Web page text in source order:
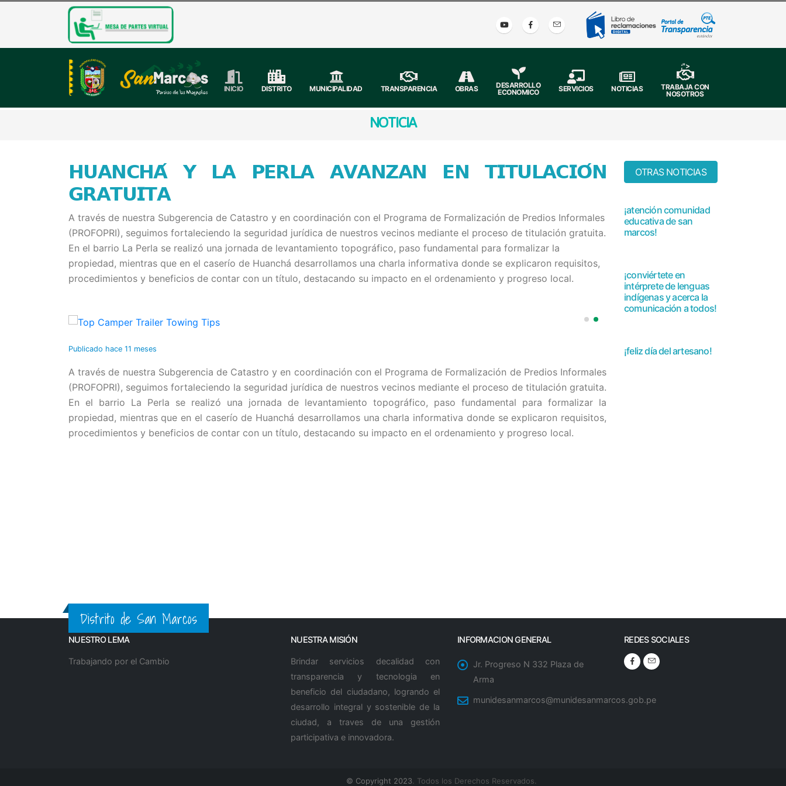
INICIO DISTRITO MUNICIPALIDAD TRANSPARENCIA OBRAS
DESARROLLO
ECONOMICO
SERVICIOS NOTICIAS
;">
TRABAJA CON
NOSOTROS
NOTICIA
𝗛𝗨𝗔𝗡𝗖𝗛𝗔́ 𝗬 𝗟𝗔 𝗣𝗘𝗥𝗟𝗔 𝗔𝗩𝗔𝗡𝗭𝗔𝗡 𝗘𝗡 𝗧𝗜𝗧𝗨𝗟𝗔𝗖𝗜𝗢́𝗡
𝗚𝗥𝗔𝗧𝗨𝗜𝗧𝗔
A través de nuestra Subgerencia de Catastro y en coordinación con el Programa de Formalización de Predios Informales
(PROFOPRI), seguimos fortaleciendo la seguridad jurídica de nuestros vecinos mediante el proceso de titulación gratuita.
En el barrio La Perla se realizó una jornada de levantamiento topográfico, paso fundamental para formalizar la
propiedad, mientras que en el caserío de Huanchá desarrollamos una charla informativa donde se explicaron requisitos,
procedimientos y beneficios de contar con un título, destacando su impacto en el ordenamiento y progreso local.
Publicado hace 11 meses
A través de nuestra Subgerencia de Catastro y en coordinación con el Programa de Formalización de Predios Informales
(PROFOPRI), seguimos fortaleciendo la seguridad jurídica de nuestros vecinos mediante el proceso de titulación gratuita.
En el barrio La Perla se realizó una jornada de levantamiento topográfico, paso fundamental para formalizar la
propiedad, mientras que en el caserío de Huanchá desarrollamos una charla informativa donde se explicaron requisitos,
procedimientos y beneficios de contar con un título, destacando su impacto en el ordenamiento y progreso local.
OTRAS NOTICIAS
¡atención comunidad
educativa de san
marcos!
¡conviértete en
intérprete de lenguas
indígenas y acerca la
comunicación a todos!
¡feliz día del artesano!
Distrito de San Marcos
NUESTRO LEMA
Trabajando por el Cambio
NUESTRA MISIÓN
Brindar servicios decalidad con
transparencia y tecnologia en
beneficio del ciudadano, logrando el
desarrollo integral y sostenible de la
ciudad, a traves de una gestión
participativa e innovadora.
INFORMACION GENERAL
Jr. Progreso N 332 Plaza de
Arma
munidesanmarcos@munidesanmarcos.gob.pe
REDES SOCIALES
© Copyright 2023. Todos los Derechos Reservados.